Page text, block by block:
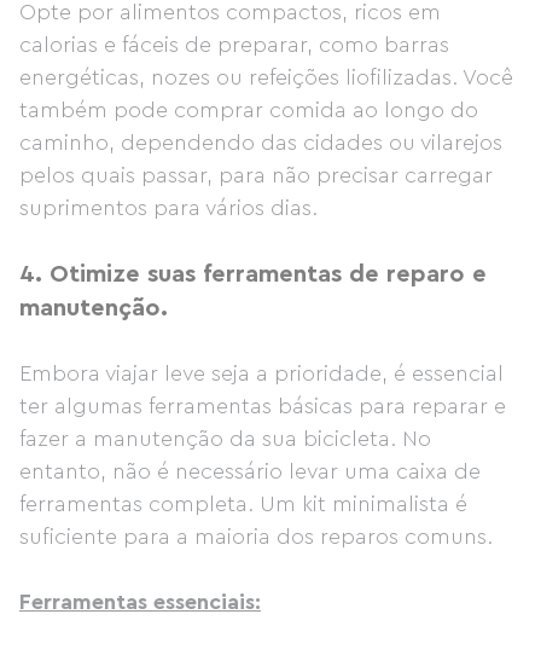
Opte por alimentos compactos, ricos em
calorias e fáceis de preparar, como barras
energéticas, nozes ou refeições liofilizadas. Você
também pode comprar comida ao longo do
caminho, dependendo das cidades ou vilarejos
pelos quais passar, para não precisar carregar
suprimentos para vários dias.
4. Otimize suas ferramentas de reparo e
manutenção.
Embora viajar leve seja a prioridade, é essencial
ter algumas ferramentas básicas para reparar e
fazer a manutenção da sua bicicleta. No
entanto, não é necessário levar uma caixa de
ferramentas completa. Um kit minimalista é
suficiente para a maioria dos reparos comuns.
Ferramentas essenciais: